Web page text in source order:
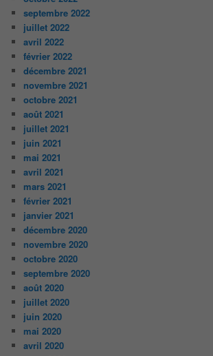
septembre 2022
juillet 2022
avril 2022
février 2022
décembre 2021
novembre 2021
octobre 2021
août 2021
juillet 2021
juin 2021
mai 2021
avril 2021
mars 2021
février 2021
janvier 2021
décembre 2020
novembre 2020
octobre 2020
septembre 2020
août 2020
juillet 2020
juin 2020
mai 2020
avril 2020